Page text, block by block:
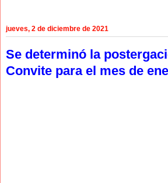
jueves, 2 de diciembre de 2021
Se determinó la
Convite para el mes de